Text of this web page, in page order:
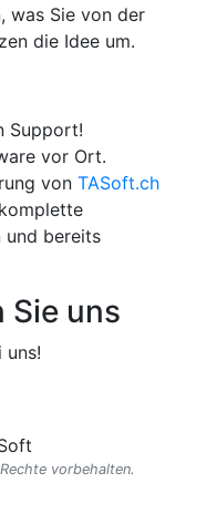
was Sie von der
die Idee um.
Support!
vor Ort.
von TASoft.ch
und bereits
Sie uns
uns!
vorbehalten.